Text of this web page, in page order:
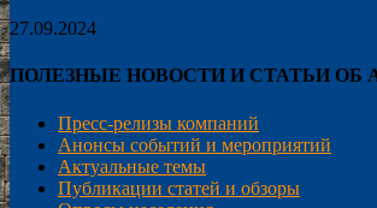
27.09.2024
ПОЛЕЗНЫЕ НОВОСТИ И СТАТЬИ ОБ
Пресс-релизы компаний
Анонсы событий и мероприятий
Актуальные темы
Публикации статей и обзоры